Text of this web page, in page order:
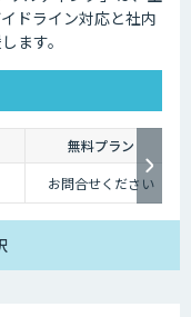
ドライン対応と社内
ます。
無料プラン
お問合せください